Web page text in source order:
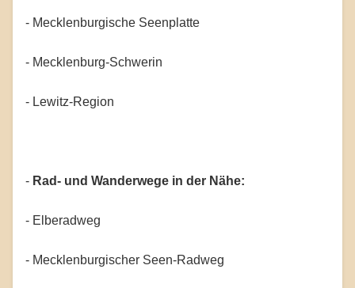
- Mecklenburgische Seenplatte
- Mecklenburg-Schwerin
- Lewitz-Region
- Rad- und Wanderwege in der Nähe:
- Elberadweg
- Mecklenburgischer Seen-Radweg